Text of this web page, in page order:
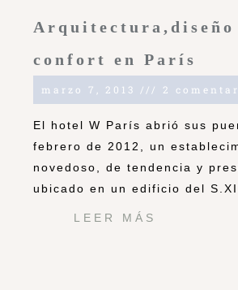
Arquitectura,diseño
confort en París
marzo 7, 2013 2
El hotel W París abrió sus
febrero de 2012, un
novedoso, de tendencia y
ubicado en un edificio del
LEER MÁS